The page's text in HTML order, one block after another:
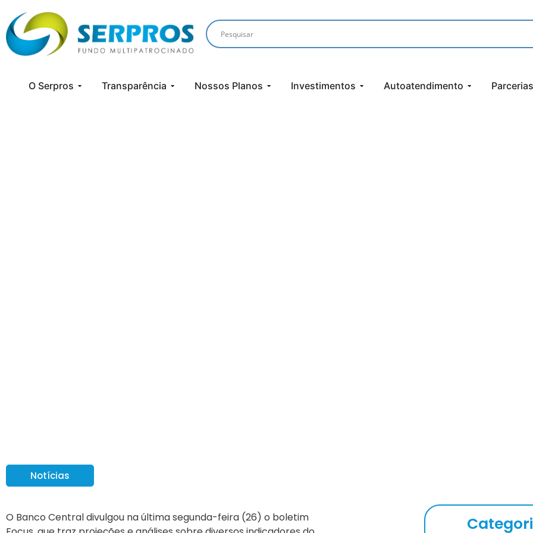
O Serpros Transparência Nossos Planos Investimentos Autoatendimento Parcerias
Notícias
O Banco Central divulgou na última segunda-feira (26) o boletim